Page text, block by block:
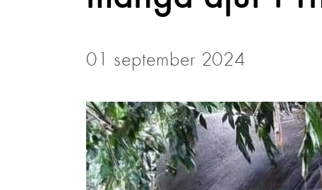
01 september 2024